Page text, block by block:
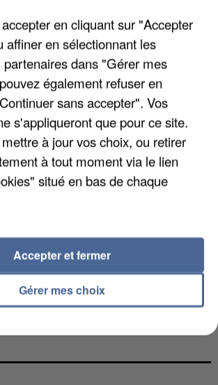
CES CANICULES, LES REFUGES
SONT...
SUPPOSÉS DE LA DZ
en cliquant sur "Accepter
affiner en sélectionnant les
partenaires dans "Gérer mes
également refuser en
sans accepter". Vos
s'appliqueront que pour ce site.
à jour vos choix, ou retirer
à tout moment via le lien
situé en bas de chaque
Gérer mes choix
Accepter et fermer